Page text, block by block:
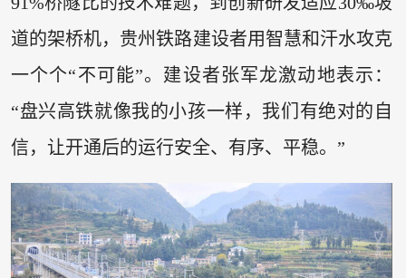
道的架桥机，贵州铁路建设者用智慧和汗水攻克
一个个“不可能”。建设者张军龙激动地表示：
“盘兴高铁就像我的小孩一样，我们有绝对的自
信，让开通后的运行安全、有序、平稳。”